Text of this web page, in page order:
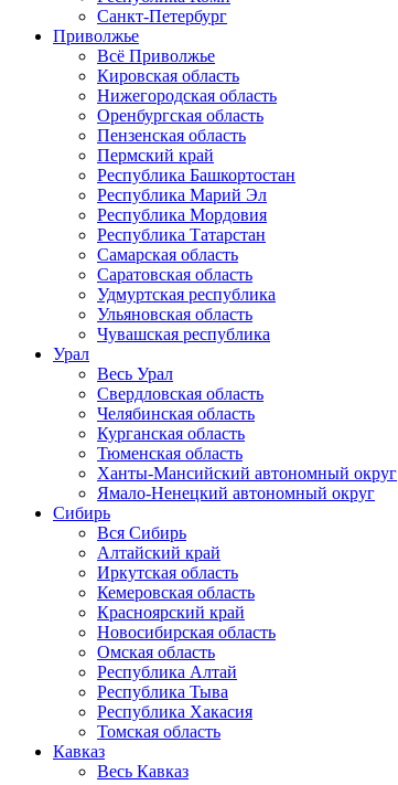
Санкт-Петербург
Приволжье
Всё Приволжье
Кировская область
Нижегородская область
Оренбургская область
Пензенская область
Пермский край
Республика Башкортостан
Республика Марий Эл
Республика Мордовия
Республика Татарстан
Самарская область
Саратовская область
Удмуртская республика
Ульяновская область
Чувашская республика
Урал
Весь Урал
Свердловская область
Челябинская область
Курганская область
Тюменская область
Ханты-Мансийский автономный округ
Ямало-Ненецкий автономный округ
Сибирь
Вся Сибирь
Алтайский край
Иркутская область
Кемеровская область
Красноярский край
Новосибирская область
Омская область
Республика Алтай
Республика Тыва
Республика Хакасия
Томская область
Кавказ
Весь Кавказ